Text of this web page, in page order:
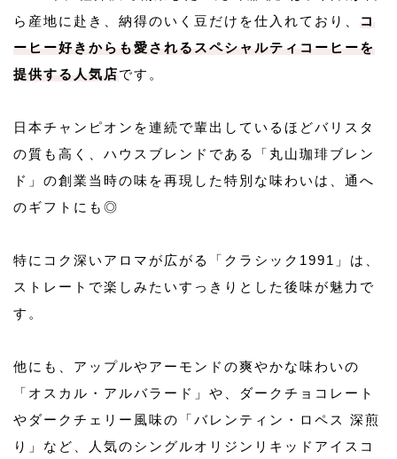
ら産地に赴き、納得のいく豆だけを仕入れており、
コ
ーヒー好きからも愛されるスペシャルティコーヒーを
提供する人気店です。
日本チャンピオンを連続で輩出しているほどバリスタ
の質も高く、ハウスブレンドである「丸山珈琲ブレン
ド」の創業当時の味を再現した特別な味わいは、通へ
のギフトにも◎
特にコク深いアロマが広がる「クラシック1991」は、
ストレートで楽しみたいすっきりとした後味が魅力で
す。
他にも、アップルやアーモンドの爽やかな味わいの
「オスカル・アルバラード」や、ダークチョコレート
やダークチェリー風味の「バレンティン・ロペス 深煎
り」など、人気のシングルオリジンリキッドアイスコ